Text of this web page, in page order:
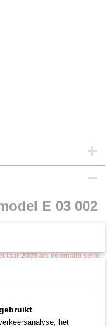
E 03 002
jaar 2026 als éénmalig serie
Club.
Bundesbahn (DB).
rij ventilatieroosters,
het